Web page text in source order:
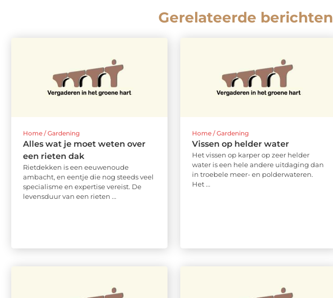
Gerelateerde berichten
Home / Gardening
Alles wat je moet weten over
een rieten dak
Rietdekken is een eeuwenoude
ambacht, en eentje die nog steeds veel
specialisme en expertise vereist. De
levensduur van een rieten ...
Home / Gardening
Vissen op helder water
Het vissen op karper op zeer helder
water is een hele andere uitdaging dan
in troebele meer- en polderwateren.
Het ...